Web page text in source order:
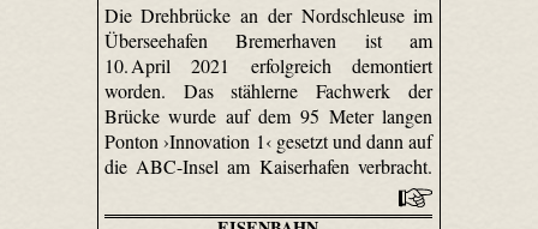
Die Drehbrücke an der Nordschleuse im
Überseehafen Bremerhaven ist am
10. April 2021 erfolgreich demontiert
worden. Das stählerne Fachwerk der
Brücke wurde auf dem 95 Meter langen
Ponton ›Innovation 1‹ gesetzt und dann auf
die ABC-Insel am Kaiserhafen verbracht.